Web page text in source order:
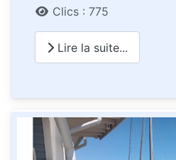
DétailsClics : 775
Lire la suite...